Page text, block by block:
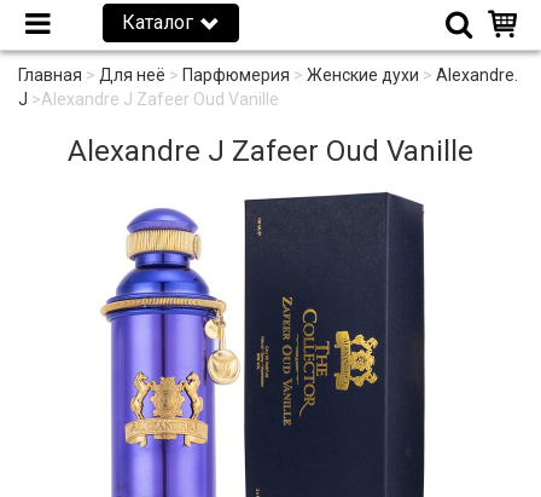
Каталог
Главная > Для неё > Парфюмерия > Женские духи > Alexandre.
J >Alexandre J Zafeer Oud Vanille
Alexandre J Zafeer Oud Vanille